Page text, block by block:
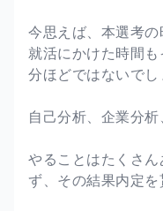
今思えば、本選考の
就活にかけた時間
分ほどではないでし
自己分析、企業分析
やることはたくさ
ず、その結果内定を